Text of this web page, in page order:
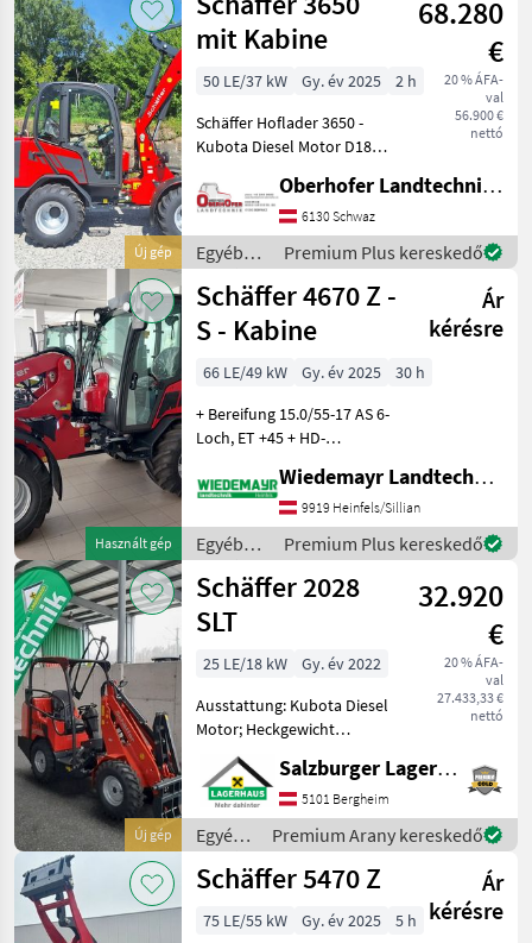
erőgépek
/
Schäffer
Új gép
mit Kabine
68.280
€
20 % ÁFA-
val
56.900 €
nettó
50 LE/37 kW Gy. év 2025
2 h
Schäffer Hoflader 3650 -
Kubota Diesel Motor D1803-
PS - Heckgewicht Endplatte
- Beleuchtungsanlage -
hydr. Werkzeugverriegelung
Oberhofer Landtechnik GmbH
6130 Schwaz
Egyéb
mezőgazdasági
erőgépek
/
Schäffer
Premium Plus kereskedő
Használt gép
Schäffer 4670 Z -
S - Kabine
Ár
kérésre
66 LE/49 kW Gy. év 2025
30 h
+ Bereifung 15.0/55-17 AS 6-
Loch, ET +45 + HD-
Selbstsperrdifferential +
Radiovorbereitung mit
Lautsprechern +
Aufnahmerahmen Euro-WS
hydr. Verr
Wiedemayr Landtechnik GmbH
9919 Heinfels/Sillian
Egyéb
mezőgazdasági
erőgépek
/
Schäffer
Premium Plus kereskedő
Új gép
Schäffer 2028
SLT
32.920
€
20 % ÁFA-
val
27.433,33 €
nettó
25 LE/18 kW
Gy. év 2022
Ausstattung: Kubota Diesel
Motor; Heckgewicht
Endplatte; Ölkühler; hydr.
Werkzeugverriegelung;
Rückhaltesystem; Bereifung
7.00-12; Euro-WS Aufnahme.
Salzburger Lagerhaus-Technik
5101 Bergheim
Egyéb
mezőgazdasági
erőgépek
Schäffer
Premium Arany kereskedő
Schäffer 5470 Z
Ár
kérésre
75 LE/55 kW Gy. év 2025 5 h